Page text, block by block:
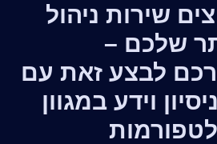
שירות ניהול
שלכם –
לבצע זאת עם
וידע במגוון